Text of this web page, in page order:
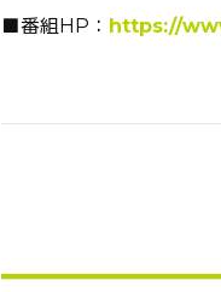
■番組HP： https://